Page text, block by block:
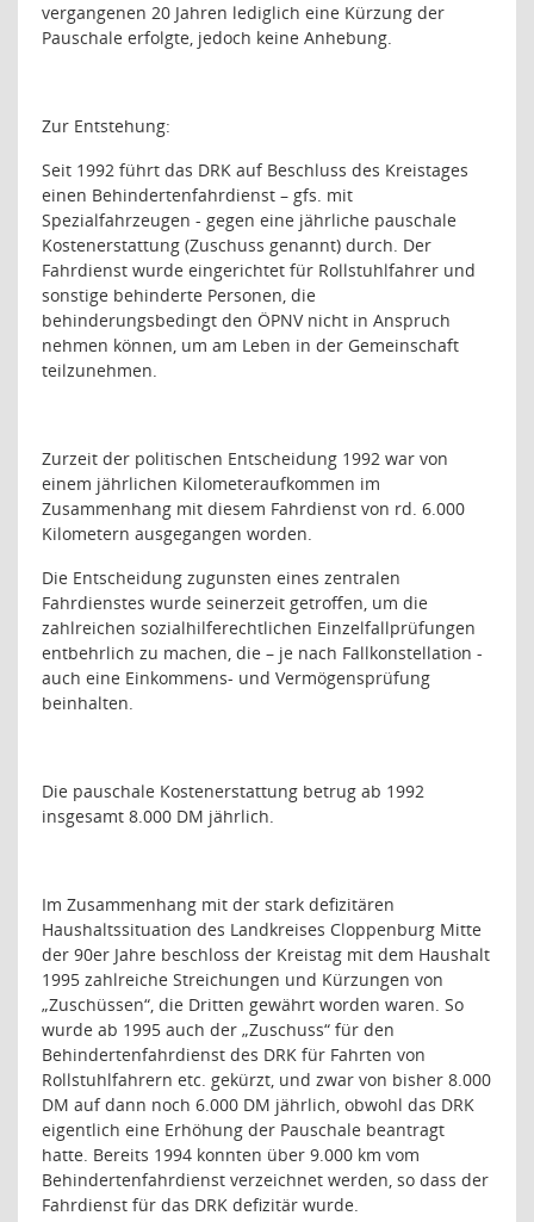
vergangenen 20 Jahren lediglich eine Kürzung der
Pauschale erfolgte, jedoch keine Anhebung.
Zur Entstehung:
Seit 1992 führt das DRK auf Beschluss des Kreistages
einen Behindertenfahrdienst – gfs. mit
Spezialfahrzeugen - gegen eine jährliche pauschale
Kostenerstattung (Zuschuss genannt) durch. Der
Fahrdienst wurde eingerichtet für Rollstuhlfahrer und
sonstige behinderte Personen, die
behinderungsbedingt den ÖPNV nicht in Anspruch
nehmen können, um am Leben in der Gemeinschaft
teilzunehmen.
Zurzeit der politischen Entscheidung 1992 war von
einem jährlichen Kilometeraufkommen im
Zusammenhang mit diesem Fahrdienst von rd. 6.000
Kilometern ausgegangen worden.
Die Entscheidung zugunsten eines zentralen
Fahrdienstes wurde seinerzeit getroffen, um die
zahlreichen sozialhilferechtlichen Einzelfallprüfungen
entbehrlich zu machen, die – je nach Fallkonstellation -
auch eine Einkommens- und Vermögensprüfung
beinhalten.
Die pauschale Kostenerstattung betrug ab 1992
insgesamt 8.000 DM jährlich.
Im Zusammenhang mit der stark defizitären
Haushaltssituation des Landkreises Cloppenburg Mitte
der 90er Jahre beschloss der Kreistag mit dem Haushalt
1995 zahlreiche Streichungen und Kürzungen von
„Zuschüssen“, die Dritten gewährt worden waren. So
wurde ab 1995 auch der „Zuschuss“ für den
Behindertenfahrdienst des DRK für Fahrten von
Rollstuhlfahrern etc. gekürzt, und zwar von bisher 8.000
DM auf dann noch 6.000 DM jährlich, obwohl das DRK
eigentlich eine Erhöhung der Pauschale beantragt
hatte. Bereits 1994 konnten über 9.000 km vom
Behindertenfahrdienst verzeichnet werden, so dass der
Fahrdienst für das DRK defizitär wurde.